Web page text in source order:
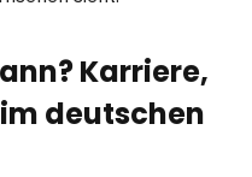
Karriere,
deutschen